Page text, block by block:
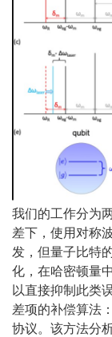
我们的工作分为
差下，使用对称
发，但量子比特
化，在哈密顿量
以直接抑制此类
差项的补偿算法
协议。该方法分